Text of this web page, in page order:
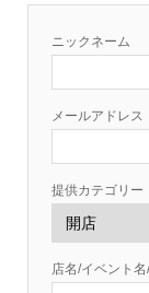
ニックネーム
メールアドレス
提供カテゴリー
店名/イベント